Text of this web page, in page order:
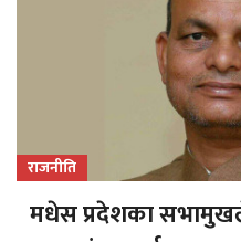
राजनीति
मधेस प्रदेशका